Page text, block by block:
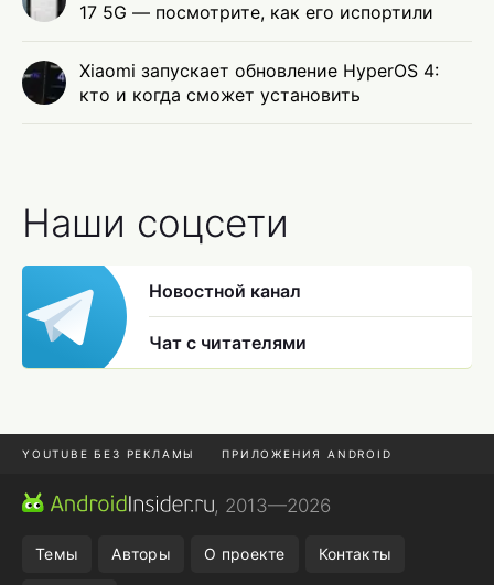
17 5G — посмотрите, как его испортили
Xiaomi запускает обновление HyperOS 4:
кто и когда сможет установить
Наши соцсети
Новостной канал
Чат с читателями
YOUTUBE БЕЗ РЕКЛАМЫ ПРИЛОЖЕНИЯ ANDROID
МЕССЕНДЖЕРЫ ONE UI 8.5
, 2013—2026
Темы Авторы О проекте Контакты